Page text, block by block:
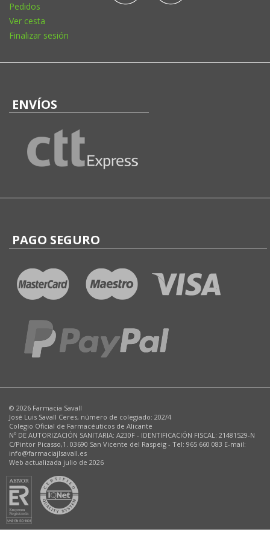
Pedidos
Ver cesta
Finalizar sesión
ENVÍOS
PAGO SEGURO
© 2026 Farmacia Savall
José Luis Savall Ceres, número de colegiado: 202/4
Colegio Oficial de Farmacéuticos de Alicante
Nº DE AUTORIZACIÓN SANITARIA: A230F - IDENTIFICACIÓN FISCAL: 21481529-N
C/Pintor Picasso,1. 03690 San Vicente del Raspeig - Tel: 965 660 083 E-mail:
info@farmaciajlsavall.es
Web actualizada julio de 2026